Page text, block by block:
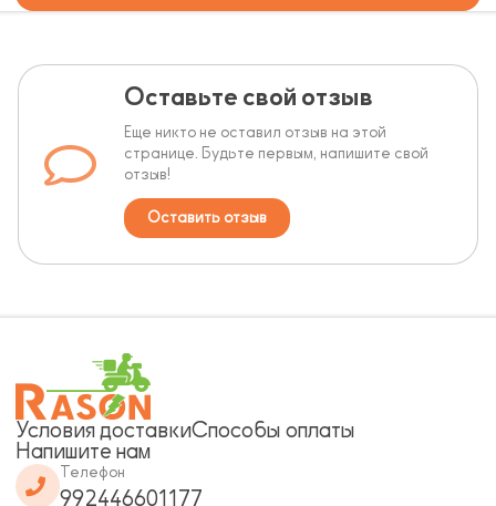
Оставьте свой отзыв
Еще никто не оставил отзыв на этой
странице. Будьте первым, напишите свой
отзыв!
Оставить отзыв
Условия доставкиСпособы оплаты
Напишите нам
Телефон
992446601177